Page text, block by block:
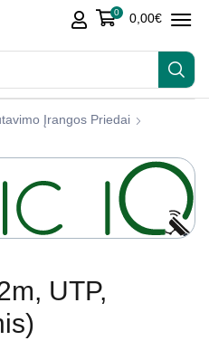
0 0,00€
Įrangos Priedai
UTP,